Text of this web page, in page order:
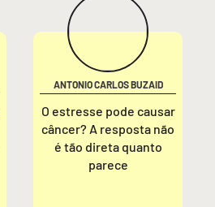
ANTONIO CARLOS BUZAID
O estresse pode causar
câncer? A resposta não
é tão direta quanto
parece